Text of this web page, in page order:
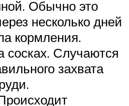
Обычно это
несколько дней
кормления.
Случаются
захвата